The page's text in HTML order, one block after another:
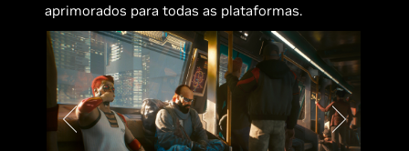
aprimorados para todas as plataformas.